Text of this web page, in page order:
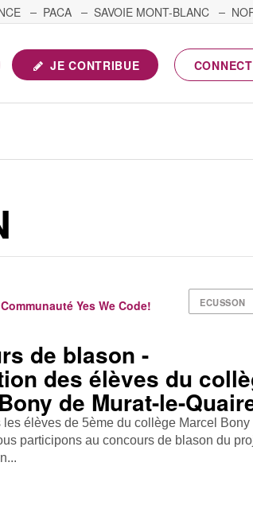
PACA SAVOIE MONT-BLANC
JE CONTRIBUE
ECUSSON
Communauté Yes We Code!
de blason -
des élèves du
de Murat-le-
les élèves de 5ème du collège Marcel Bony
participons au concours de blason du